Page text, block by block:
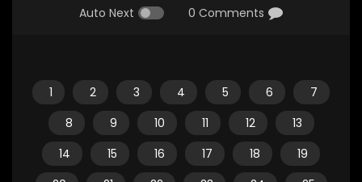
Auto Next 0 Comments
1 2 3 4 5 6
7
8
9 10 11 12
13
14
15 16 17 18
19